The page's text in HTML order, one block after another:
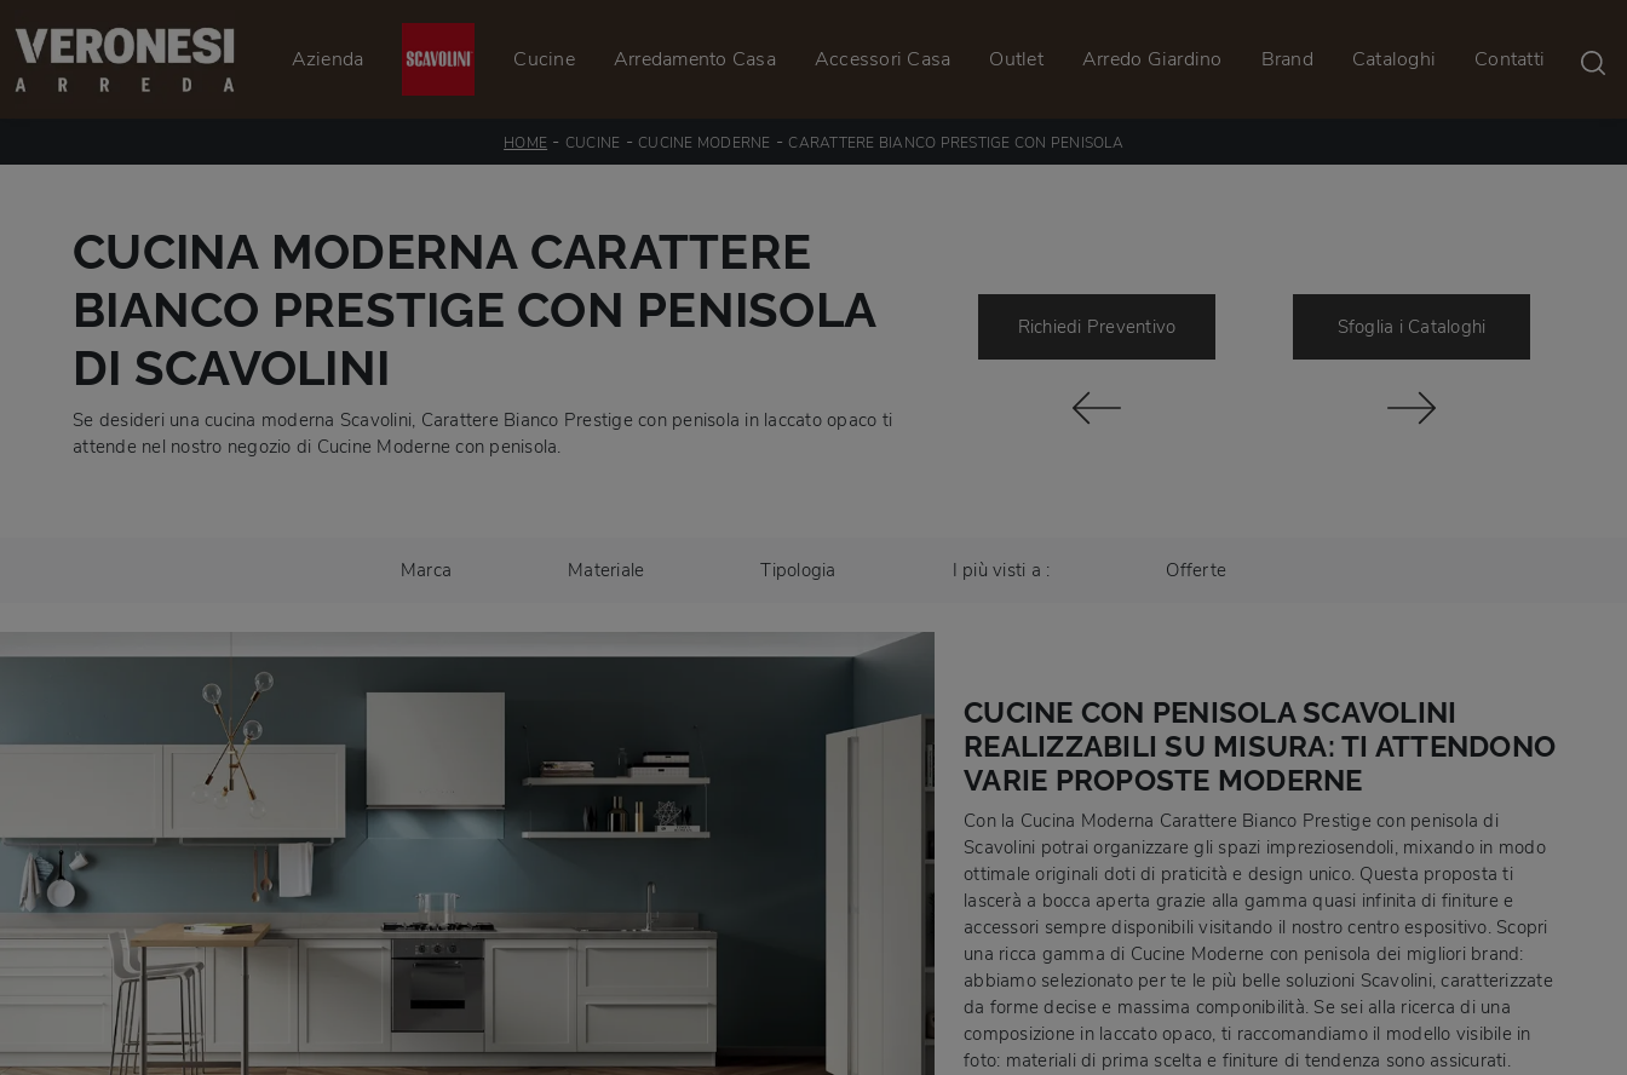
Azienda Cucine Arredamento Casa Accessori Casa Outlet Arredo Giardino Brand Cataloghi Contatti
HOME - CUCINE - CUCINE MODERNE - CARATTERE BIANCO PRESTIGE CON PENISOLA
CUCINA MODERNA CARATTERE
BIANCO PRESTIGE CON PENISOLA
DI SCAVOLINI
Se desideri una cucina moderna Scavolini, Carattere Bianco Prestige con penisola in laccato opaco ti
attende nel nostro negozio di Cucine Moderne con penisola.
Richiedi Preventivo Sfoglia i Cataloghi
Marca Materiale Tipologia I più visti a : Offerte
CUCINE CON PENISOLA SCAVOLINI
REALIZZABILI SU MISURA: TI ATTENDONO
VARIE PROPOSTE MODERNE
Con la Cucina Moderna Carattere Bianco Prestige con penisola di
Scavolini potrai organizzare gli spazi impreziosendoli, mixando in modo
ottimale originali doti di praticità e design unico. Questa proposta ti
lascerà a bocca aperta grazie alla gamma quasi infinita di finiture e
accessori sempre disponibili visitando il nostro centro espositivo. Scopri
una ricca gamma di Cucine Moderne con penisola dei migliori brand:
abbiamo selezionato per te le più belle soluzioni Scavolini, caratterizzate
da forme decise e massima componibilità. Se sei alla ricerca di una
composizione in laccato opaco, ti raccomandiamo il modello visibile in
foto: materiali di prima scelta e finiture di tendenza sono assicurati.